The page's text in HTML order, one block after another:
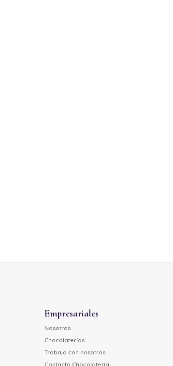
Empresariales
Nosotros
Chocolaterías
Trabaja con nosotros
Contacto Chocolatería